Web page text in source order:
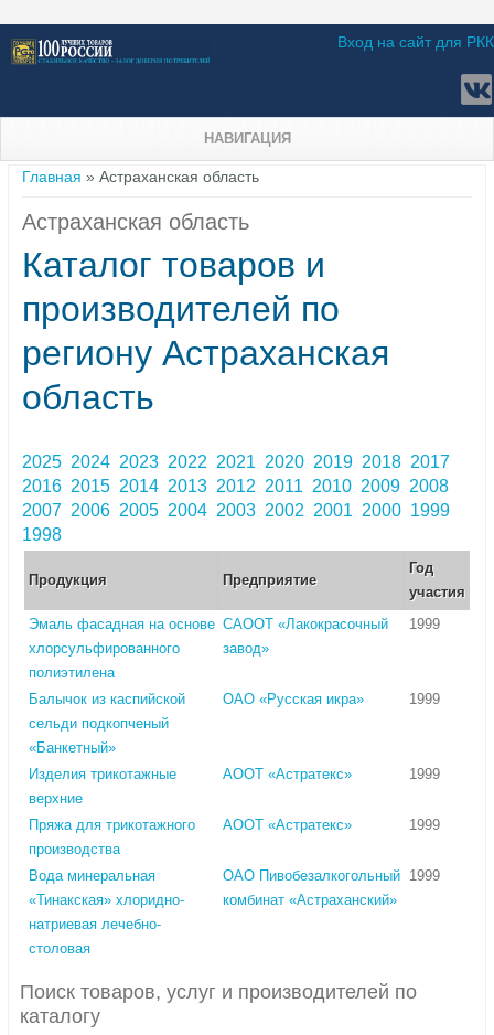
Вход на сайт для РКК
НАВИГАЦИЯ
Вы здесь
Главная » Астраханская область
Астраханская область
Каталог товаров и
производителей по
региону Астраханская
область
2025 2024 2023 2022 2021 2020 2019 2018 2017
2016 2015 2014 2013 2012 2011 2010 2009 2008
2007 2006 2005 2004 2003 2002 2001 2000 1999
1998
Продукция Предприятие
Год
участия
Эмаль фасадная на основе
хлорсульфированного
полиэтилена
САООТ «Лакокрасочный
завод»
1999
Балычок из каспийской
сельди подкопченый
«Банкетный»
ОАО «Русская икра» 1999
Изделия трикотажные
верхние
АООТ «Астратекс» 1999
Пряжа для трикотажного
производства
АООТ «Астратекс» 1999
Вода минеральная
«Тинакская» хлоридно-
натриевая лечебно-
столовая
ОАО Пивобезалкогольный
комбинат «Астраханский»
1999
Поиск товаров, услуг и производителей по
каталогу